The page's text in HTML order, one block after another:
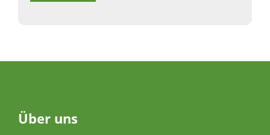
Über uns